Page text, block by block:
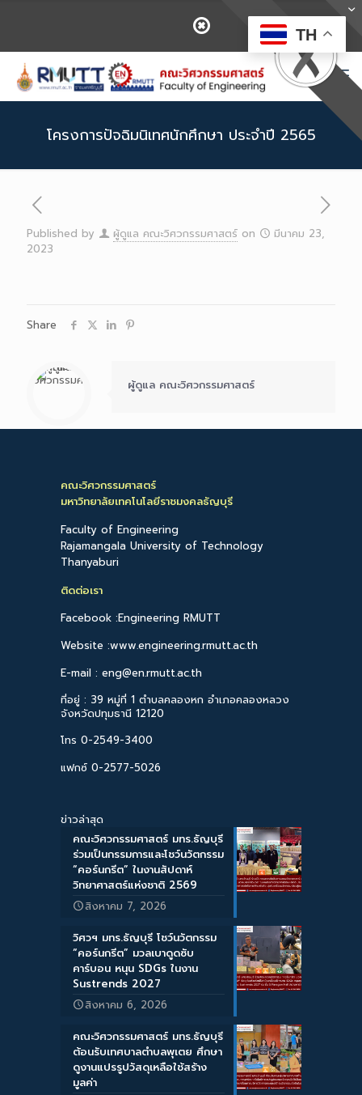
โครงการปัจฉิมนิเทศนักศึกษา ประจำปี 2565
Published by ผู้ดูแล คณะวิศวกรรมศาสตร์ on
มีนาคม 23,
2023
Share
ผู้ดูแล คณะวิศวกรรมศาสตร์
คณะวิศวกรรมศาสตร์
มหาวิทยาลัยเทคโนโลยีราชมงคลธัญบุรี
Faculty of Engineering
Rajamangala University of Technology
Thanyaburi
ติดต่อเรา
Facebook :Engineering RMUTT
Website :www.engineering.rmutt.ac.th
E-mail : eng@en.rmutt.ac.th
ที่อยู่ : 39 หมู่ที่ 1 ตำบลคลองหก อำเภอคลองหลวง
จังหวัดปทุมธานี 12120
โทร 0-2549-3400
แฟกซ์ 0-2577-5026
ข่าวล่าสุด
คณะวิศวกรรมศาสตร์ มทร.ธัญบุรี
ร่วมเป็นกรรมการและโชว์นวัตกรรม
“คอร์นกรีต” ในงานสัปดาห์
วิทยาศาสตร์แห่งชาติ 2569
สิงหาคม 7, 2026
วิศวฯ มทร.ธัญบุรี โชว์นวัตกรรม
“คอร์นกรีต” มวลเบาดูดซับ
คาร์บอน หนุน SDGs ในงาน
Sustrends 2027
สิงหาคม 6, 2026
คณะวิศวกรรมศาสตร์ มทร.ธัญบุรี
ต้อนรับเทศบาลตำบลพุเตย ศึกษา
ดูงานแปรรูปวัสดุเหลือใช้สร้าง
มูลค่า
TH